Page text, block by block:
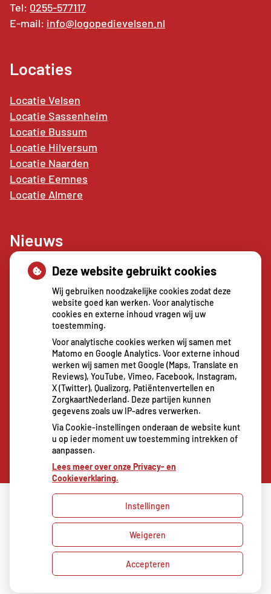
Tel: 0255-577117
E-mail: info@logopedievelsen.nl
Locaties
Locatie Velsen
Locatie Sassenheim
Locatie Bussum
Locatie Hilversum
Locatie Naarden
Locatie Eemnes
Locatie Almere
Nieuws
Sterke buikspieren zonder sportschool? Deze 7
activiteiten doen het werk stiekem voor jou
CZ vergoedt zorg van twee gespecialiseerde
revalidatieartsen niet meer
De sleutel tot blijvend afvallen? Dat doe je
volgens onderzoek veel effectiever samen
Spoedeisende hulp zag dit weekend meer
mensen met heup- en polsbreuken binnenkomen
Een recept voor een wandeling: waarom
Erasmus MC patiënten het park in stuurt
Uw Zorg Online|Beheer
Bezoek
onze
facebook
pagina
Cookie-instellingen
Voorwaarden
Deze website gebruikt cookies
Wij gebruiken noodzakelijke cookies zodat deze
website goed kan werken. Voor analytische
cookies en externe inhoud vragen wij uw
toestemming.
Voor analytische cookies werken wij samen met
Matomo en Google Analytics. Voor externe inhoud
werken wij samen met Google (Maps, Translate en
Reviews), YouTube, Vimeo, Facebook, Instagram,
X (Twitter), Qualizorg, Patiëntenvertellen en
ZorgkaartNederland. Deze partijen kunnen
gegevens zoals uw IP-adres verwerken.
Via Cookie-instellingen onderaan de website kunt
u op ieder moment uw toestemming intrekken of
aanpassen.
Lees meer over onze Privacy- en
Cookieverklaring.
Instellingen
Weigeren
Accepteren